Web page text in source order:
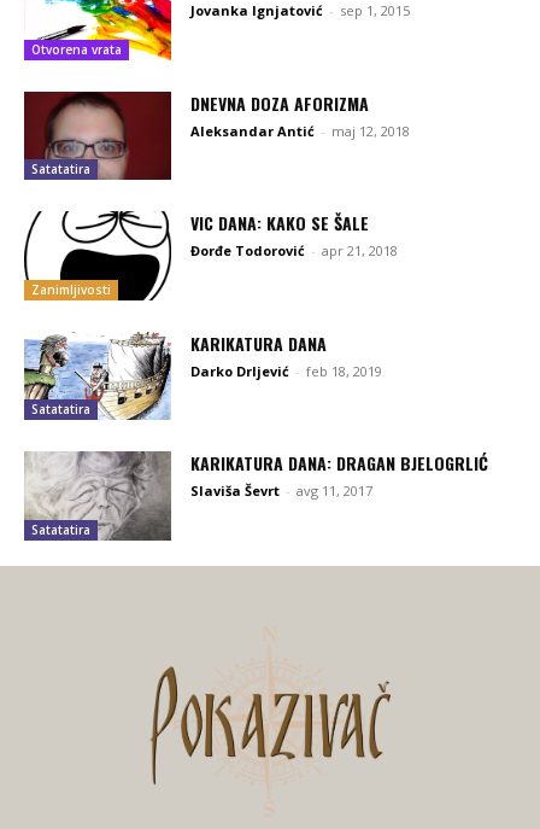
Otvorena vrata
Jovanka Ignjatović - sep 1, 2015
Satatatira
DNEVNA DOZA AFORIZMA
Aleksandar Antić - maj 12, 2018
Zanimljivosti
VIC DANA: KAKO SE ŠALE
Đorđe Todorović - apr 21, 2018
Satatatira
KARIKATURA DANA
Darko Drljević - feb 18, 2019
Satatatira
KARIKATURA DANA: DRAGAN BJELOGRLIĆ
Slaviša Ševrt - avg 11, 2017